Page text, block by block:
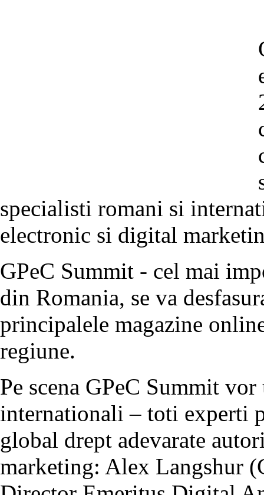
specialisti romani si
electronic si digital
GPeC Summit - cel mai
din Romania, se va
principalele magazine
regiune.
Pe scena GPeC Summit
internationali – toti experti
global drept adevarate
marketing: Alex Langshur